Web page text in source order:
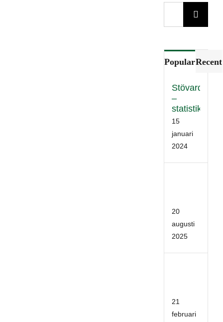
PopularRecent
Stövardata
–
statistik
15
januari
2024
20
augusti
2025
21
februari